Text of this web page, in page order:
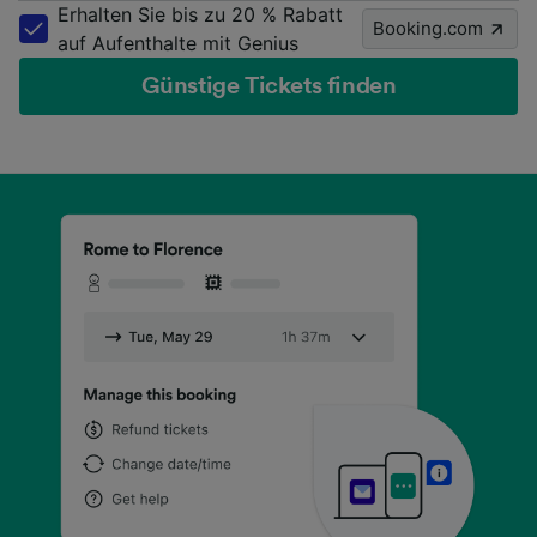
Erhalten Sie bis zu 20 % Rabatt
auf Aufenthalte mit Genius
Booking.com
Günstige Tickets finden